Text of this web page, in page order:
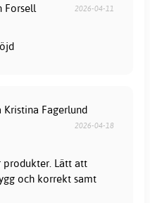
Forsell 2026-04-11
Kristina Fagerlund
2026-04-18
produkter. Lätt att
och korrekt samt